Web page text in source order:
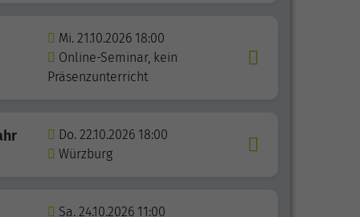
Mi. 21.10.2026 18:00
Online-Seminar, kein
Präsenzunterricht
Do. 22.10.2026 18:00
Würzburg
Sa. 24.10.2026 11:00